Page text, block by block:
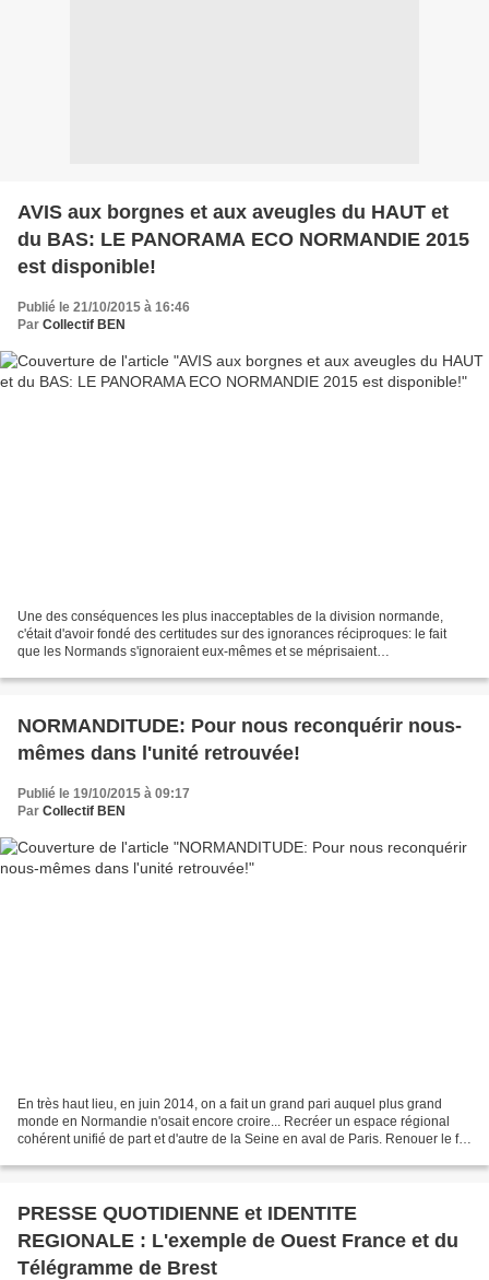
AVIS aux borgnes et aux aveugles du HAUT et
du BAS: LE PANORAMA ECO NORMANDIE 2015
est disponible!
Publié le 21/10/2015 à 16:46
Par Collectif BEN
Une des conséquences les plus inacceptables de la division normande,
c'était d'avoir fondé des certitudes sur des ignorances réciproques: le fait
que les Normands s'ignoraient eux-mêmes et se méprisaient
NORMANDITUDE: Pour nous reconquérir nous-
mêmes dans l'unité retrouvée!
Publié le 19/10/2015 à 09:17
Par Collectif BEN
En très haut lieu, en juin 2014, on a fait un grand pari auquel plus grand
monde en Normandie n'osait encore croire... Recréer un espace régional
cohérent unifié de part et d'autre de la Seine en aval de Paris. Renouer le fil
PRESSE QUOTIDIENNE et IDENTITE
REGIONALE : L'exemple de Ouest France et du
Télégramme de Brest